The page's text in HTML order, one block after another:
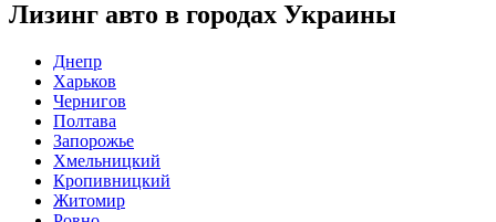
Лизинг авто в городах Украины
Днепр
Харьков
Чернигов
Полтава
Запорожье
Хмельницкий
Кропивницкий
Житомир